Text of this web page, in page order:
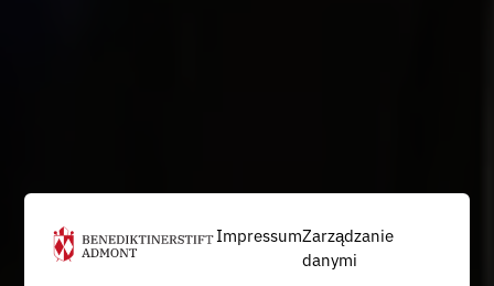
ImpressumZarządzanie
danymi